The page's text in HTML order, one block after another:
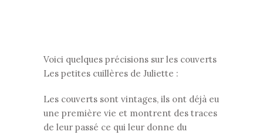
Voici quelques précisions sur les couverts
Les petites cuillères de Juliette :
Les couverts sont vintages, ils ont déjà eu
une première vie et montrent des traces
de leur passé ce qui leur donne du